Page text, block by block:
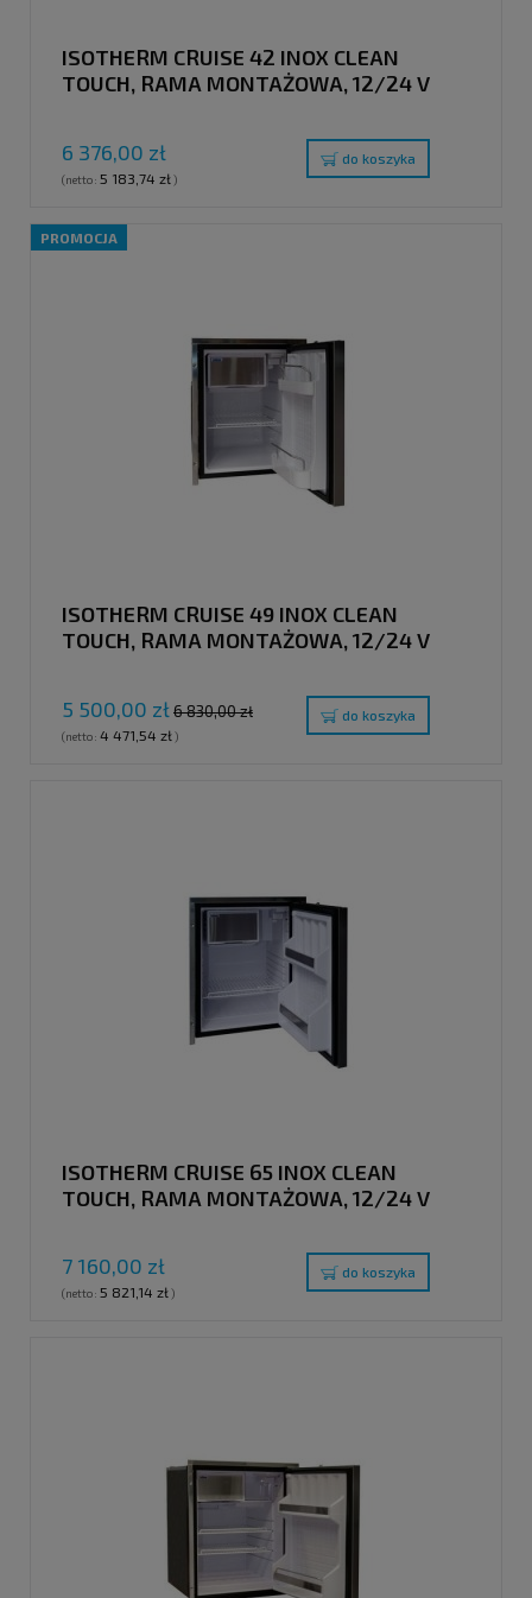
ISOTHERM CRUISE 42 INOX CLEAN
TOUCH, RAMA MONTAŻOWA, 12/24 V
6 376,00 zł
(netto: 5 183,74 zł)
do koszyka
ISOTHERM CRUISE 49 INOX CLEAN
TOUCH, RAMA MONTAŻOWA, 12/24 V
5 500,00 zł 6 830,00 zł
(netto: 4 471,54 zł)
do koszyka
PROMOCJA
ISOTHERM CRUISE 65 INOX CLEAN
TOUCH, RAMA MONTAŻOWA, 12/24 V
7 160,00 zł
(netto: 5 821,14 zł)
do koszyka